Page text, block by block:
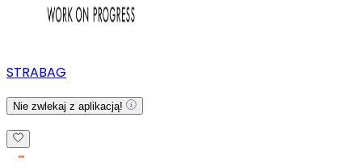
STRABAG
Nie zwlekaj z aplikacją!